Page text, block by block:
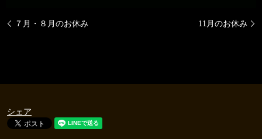
７月・８月のお休み 11月のお休み
シェア